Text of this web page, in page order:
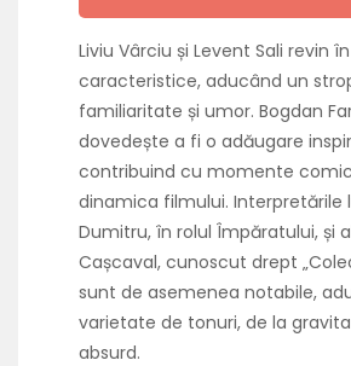
Liviu Vârciu și Levent Sali revin
caracteristice, aducând un
familiaritate și umor. Bogdan
dovedește a fi o adăugare
contribuind cu momente
dinamica filmului. Interpretările
Dumitru, în rolul Împăratului, și
Cașcaval, cunoscut drept
sunt de asemenea notabile,
varietate de tonuri, de la
absurd.